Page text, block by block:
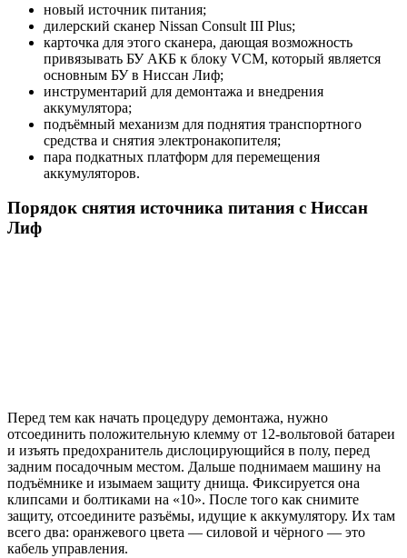
новый источник питания;
дилерский сканер Nissan Consult III Plus;
карточка для этого сканера, дающая возможность
привязывать БУ АКБ к блоку VCM, который является
основным БУ в Ниссан Лиф;
инструментарий для демонтажа и внедрения
аккумулятора;
подъёмный механизм для поднятия транспортного
средства и снятия электронакопителя;
пара подкатных платформ для перемещения
аккумуляторов.
Порядок снятия источника питания с Ниссан
Лиф
Перед тем как начать процедуру демонтажа, нужно
отсоединить положительную клемму от 12-вольтовой батареи
и изъять предохранитель дислоцирующийся в полу, перед
задним посадочным местом. Дальше поднимаем машину на
подъёмнике и изымаем защиту днища. Фиксируется она
клипсами и болтиками на «10». После того как снимите
защиту, отсоедините разъёмы, идущие к аккумулятору. Их там
всего два: оранжевого цвета — силовой и чёрного — это
кабель управления.